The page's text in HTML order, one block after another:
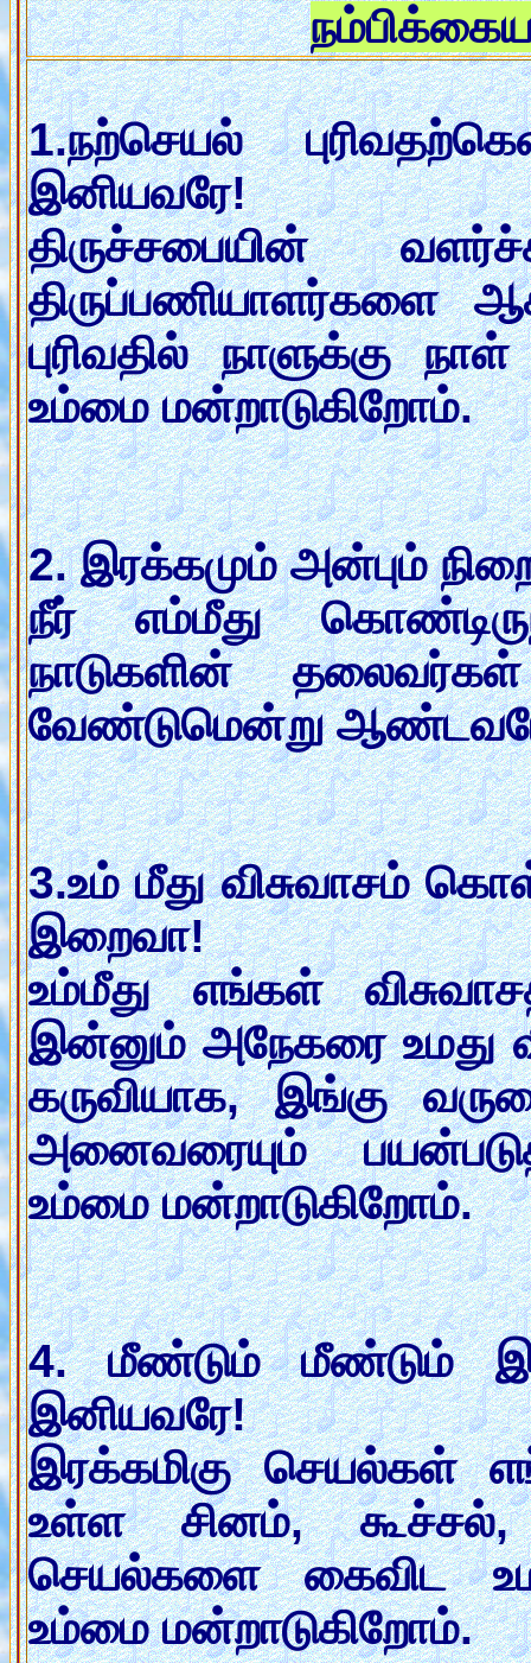
1.நற்செயல்
இனியவரே!
திருச்சபையின்
திருப்பணியாளர்களை
புரிவதில் நாளுக்கு
உம்மை மன்றாடுகிறோம்.
2. இரக்கமும் அன்பும்
நீர் எம்மீது
நாடுகளின்
வேண்டுமென்று
3.உம் மீது விசுவாசம்
இறைவா!
உம்மீது எங்கள்
இன்னும் அநேகரை உமது
கருவியாக, இங்கு
அனைவரையும்
உம்மை மன்றாடுகிறோம்.
4. மீண்டும் மீண்டும்
இனியவரே!
இரக்கமிகு செயல்கள்
உள்ள சினம்,
செயல்களை கைவிட
உம்மை மன்றாடுகிறோம்.